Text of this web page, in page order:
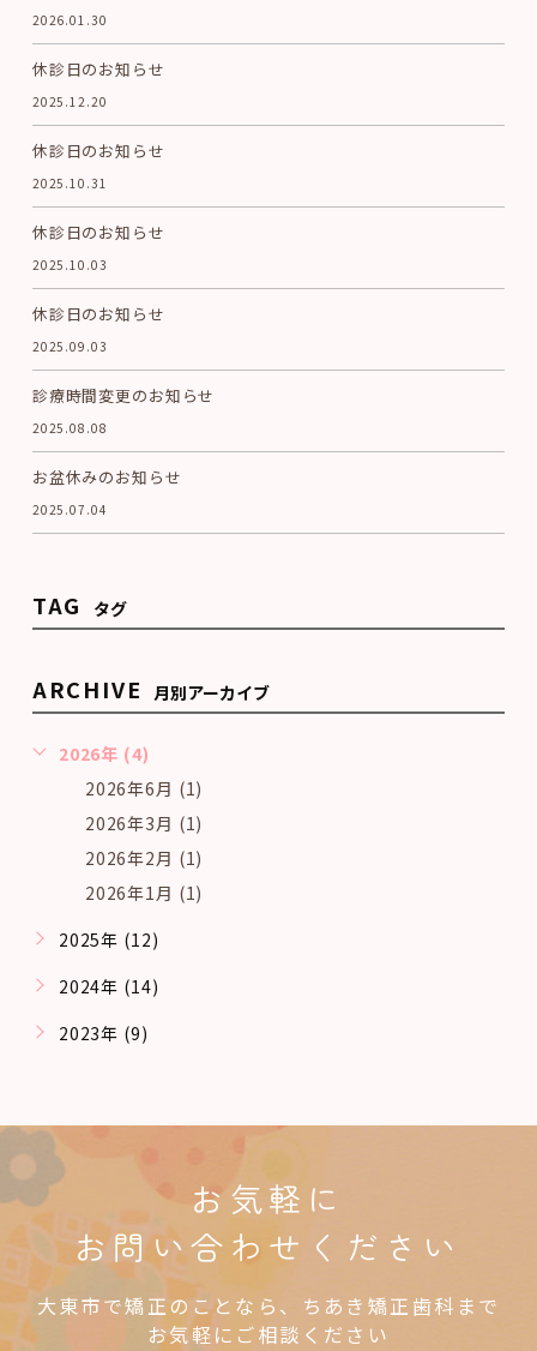
2026.01.30
休診日のお知らせ
2025.12.20
休診日のお知らせ
2025.10.31
休診日のお知らせ
2025.10.03
休診日のお知らせ
2025.09.03
診療時間変更のお知らせ
2025.08.08
お盆休みのお知らせ
2025.07.04
TAG タグ
ARCHIVE 月別アーカイブ
2026年 (4)
2026年6月 (1)
2026年3月 (1)
2026年2月 (1)
2026年1月 (1)
2025年 (12)
2024年 (14)
2023年 (9)
お気軽に
お問い合わせください
大東市で矯正のことなら、ちあき矯正歯科まで
お気軽にご相談ください